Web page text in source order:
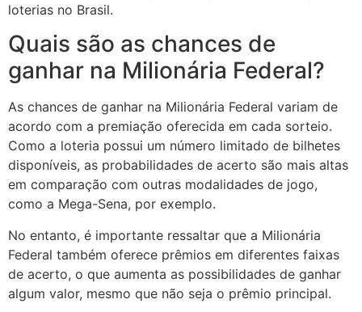
loterias no Brasil.
Quais são as chances de
ganhar na Milionária Federal?
As chances de ganhar na Milionária Federal variam de
acordo com a premiação oferecida em cada sorteio.
Como a loteria possui um número limitado de bilhetes
disponíveis, as probabilidades de acerto são mais altas
em comparação com outras modalidades de jogo,
como a Mega-Sena, por exemplo.
No entanto, é importante ressaltar que a Milionária
Federal também oferece prêmios em diferentes faixas
de acerto, o que aumenta as possibilidades de ganhar
algum valor, mesmo que não seja o prêmio principal.